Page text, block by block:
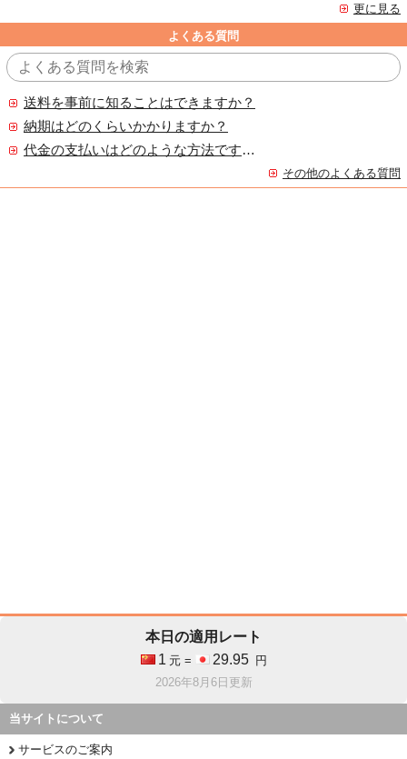
更に見る
よくある質問
送料を事前に知ることはできますか？
納期はどのくらいかかりますか？
代金の支払いはどのような方法ですか？
その他のよくある質問
本日の適用レート
1 元 = 29.95
円
2026年8月6日更新
当サイトについて
サービスのご案内